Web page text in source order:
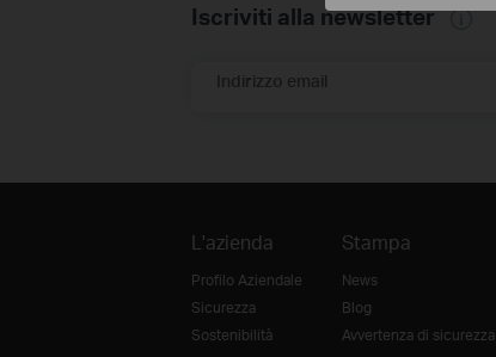
Iscriviti alla newsletter
Indirizzo email
L'azienda
Profilo Aziendale
Sicurezza
Sostenibilità
Stampa
News
Blog
Avvertenza di sicurezza